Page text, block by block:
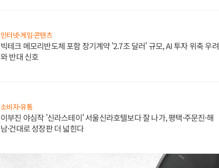
인터넷·게임·콘텐츠
빅테크 메모리반도체 포함 장기계약 '2.7조 달러' 규모, AI 투자 위축 우려
와 반대 신호
소비자·유통
이부진 야심작 '신라스테이' 서울신라호텔보다 잘 나가, 평택·주문진·해
남·건대로 성장판 더 넓힌다